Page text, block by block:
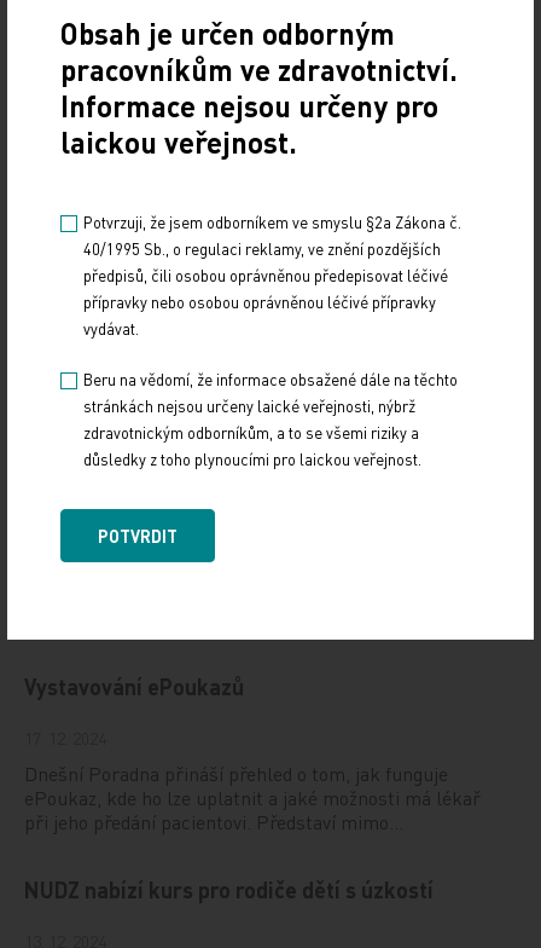
POLITIKA
Sdílejte článek
Doporučené
(CONy)
10. 3. 2025
Vystavování ePoukazů
Dnešní Poradna přináší přehled o tom, jak funguje
ePoukaz, kde ho lze uplatnit a jaké možnosti má lékař
při jeho předání pacientovi. Představí mimo…
NUDZ nabízí kurs pro rodiče dětí s úzkostí
Obsah je určen odborným
pracovníkům ve zdravotnictví.
Informace nejsou určeny pro
laickou veřejnost.
Potvrzuji, že jsem odborníkem ve smyslu §2a Zákona č.
40/1995 Sb., o regulaci reklamy, ve znění pozdějších
předpisů, čili osobou oprávněnou předepisovat léčivé
přípravky nebo osobou oprávněnou léčivé přípravky
vydávat.
Beru na vědomí, že informace obsažené dále na těchto
stránkách nejsou určeny laické veřejnosti, nýbrž
zdravotnickým odborníkům, a to se všemi riziky a
důsledky z toho plynoucími pro laickou veřejnost.
POTVRDIT